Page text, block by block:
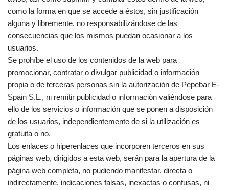
como la forma en que se accede a éstos, sin justificación
alguna y libremente, no responsabilizándose de las
consecuencias que los mismos puedan ocasionar a los
usuarios.
Se prohíbe el uso de los contenidos de la web para
promocionar, contratar o divulgar publicidad o información
propia o de terceras personas sin la autorización de Pepebar E-
Spain S.L., ni remitir publicidad o información valiéndose para
ello de los servicios o información que se ponen a disposición
de los usuarios, independientemente de si la utilización es
gratuita o no.
Los enlaces o hiperenlaces que incorporen terceros en sus
páginas web, dirigidos a esta web, serán para la apertura de la
página web completa, no pudiendo manifestar, directa o
indirectamente, indicaciones falsas, inexactas o confusas, ni